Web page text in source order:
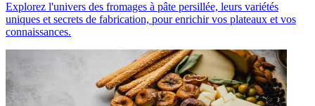
Explorez l'univers des fromages à pâte persillée, leurs variétés
uniques et secrets de fabrication, pour enrichir vos plateaux et vos
connaissances.